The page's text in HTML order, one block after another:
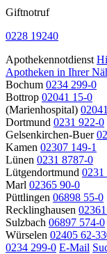
Giftnotruf
0228 19240
Apothekennotdienst
Apotheken in Ihrer
Bochum 0234 299-0
Bottrop 02041 15-0
(Marienhospital)
Dortmund 0231 922-0
Gelsenkirchen-Buer
Kamen 02307 149-1
Lünen 0231 8787-0
Lütgendortmund 0231
Marl 02365 90-0
Püttlingen 06898 55-0
Recklinghausen
Sulzbach 06897 574-0
Würselen 02405 62-
0234 299-0 E-Mail